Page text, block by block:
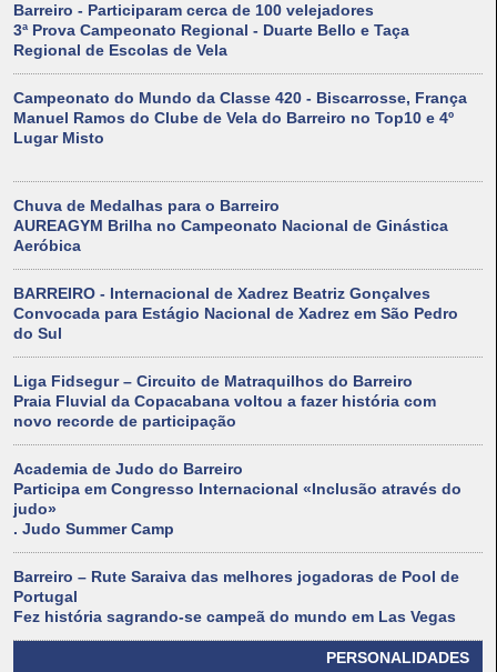
Barreiro - Participaram cerca de 100 velejadores
3ª Prova Campeonato Regional - Duarte Bello e Taça
Regional de Escolas de Vela
Campeonato do Mundo da Classe 420 - Biscarrosse, França
Manuel Ramos do Clube de Vela do Barreiro no Top10 e 4º
Lugar Misto
Chuva de Medalhas para o Barreiro
AUREAGYM Brilha no Campeonato Nacional de Ginástica
Aeróbica
BARREIRO - Internacional de Xadrez Beatriz Gonçalves
Convocada para Estágio Nacional de Xadrez em São Pedro
do Sul
Liga Fidsegur – Circuito de Matraquilhos do Barreiro
Praia Fluvial da Copacabana voltou a fazer história com
novo recorde de participação
Academia de Judo do Barreiro
Participa em Congresso Internacional «Inclusão através do
judo»
. Judo Summer Camp
Barreiro – Rute Saraiva das melhores jogadoras de Pool de
Portugal
Fez história sagrando-se campeã do mundo em Las Vegas
PERSONALIDADES